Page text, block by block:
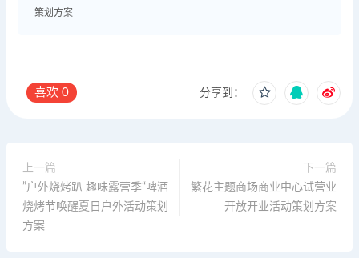
策划方案
喜欢 0 分享到：
上一篇
”户外烧烤趴 趣味露营季“啤酒
烧烤节唤醒夏日户外活动策划
方案
下一篇
繁花主题商场商业中心试营业
开放开业活动策划方案